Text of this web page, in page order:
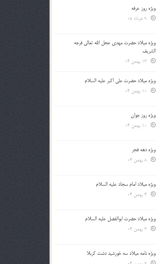
ویژه روز عرفه
ویژه میلاد حضرت مهدی عجل الله تعالی فرجه
الشريف
ویژه میلاد حضرت علی اکبر علیه السلام
ویژه روز جوان
ویژه دهه فجر
ویژه میلاد امام سجاد علیه السلام
ویژه میلاد حضرت ابوالفضل علیه السلام
ویژه نامه میلاد سه خورشید دشت کربلا